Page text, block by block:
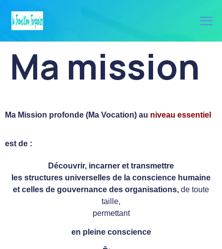
Ma mission
Ma Mission profonde (Ma Vocation) au niveau essentiel
est de :
Découvrir, incarner et transmettre
les structures universelles de la conscience humaine
et celles de gouvernance des organisations, de toute
taille,
permettant
en pleine conscience